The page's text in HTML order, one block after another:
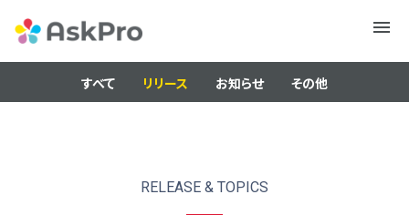
メニュ
すべて リリース お知らせ その他
RELEASE & TOPICS